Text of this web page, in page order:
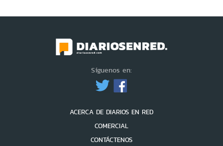
Síguenos en:
ACERCA DE DIARIOS EN RED
COMERCIAL
CONTÁCTENOS